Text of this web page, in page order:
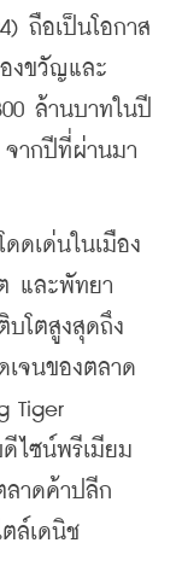
ถือเป็นโอกาส
งขวัญและ
ล้านบาทในปี
จากปีที่ผ่านมา
ดเด่นในเมือง
และพัทยา
บโตสูงสุดถึง
เจนของตลาด
Tiger
ไซน์พรีเมียม
ลาดค้าปลีก
ล์เดนิช